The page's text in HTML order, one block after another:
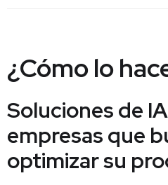
¿Cómo lo
Soluciones de
empresas que
optimizar su